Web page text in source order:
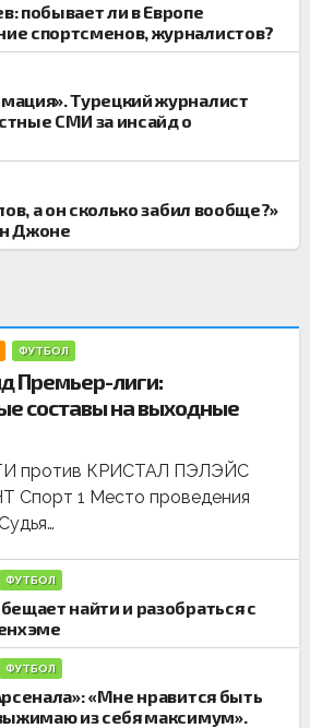
побывает ли в Европе
спортсменов, журналистов?
Турецкий журналист
СМИ за инсайд о
а он сколько забил вообще?»
Джоне
ФУТБОЛ
Премьер-лиги:
составы на выходные
против КРИСТАЛ ПЭЛЭЙС
Спорт 1 Место проведения
ФУТБОЛ
найти и разобраться с
ФУТБОЛ
«Мне нравится быть
из себя максимум».